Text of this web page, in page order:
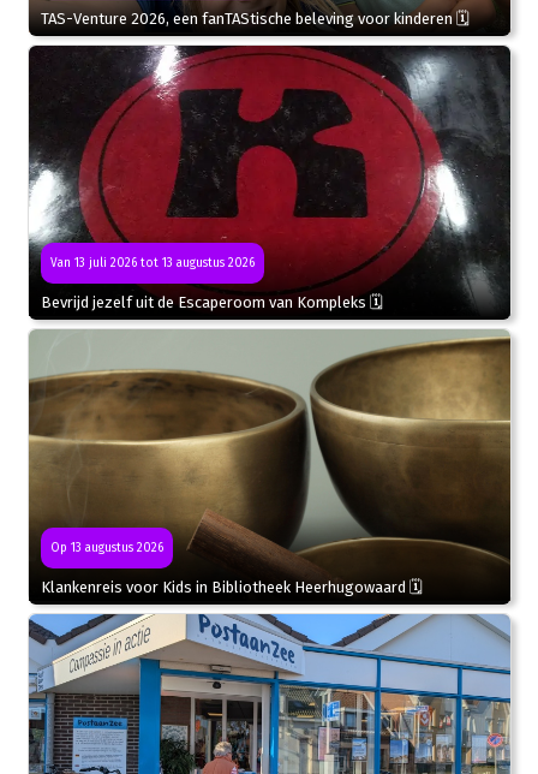
TAS-Venture 2026, een fanTAStische beleving voor kinderen 🗓
Van 13 juli 2026 tot 13 augustus 2026
Bevrijd jezelf uit de Escaperoom van Kompleks 🗓
Op 13 augustus 2026
Klankenreis voor Kids in Bibliotheek Heerhugowaard 🗓